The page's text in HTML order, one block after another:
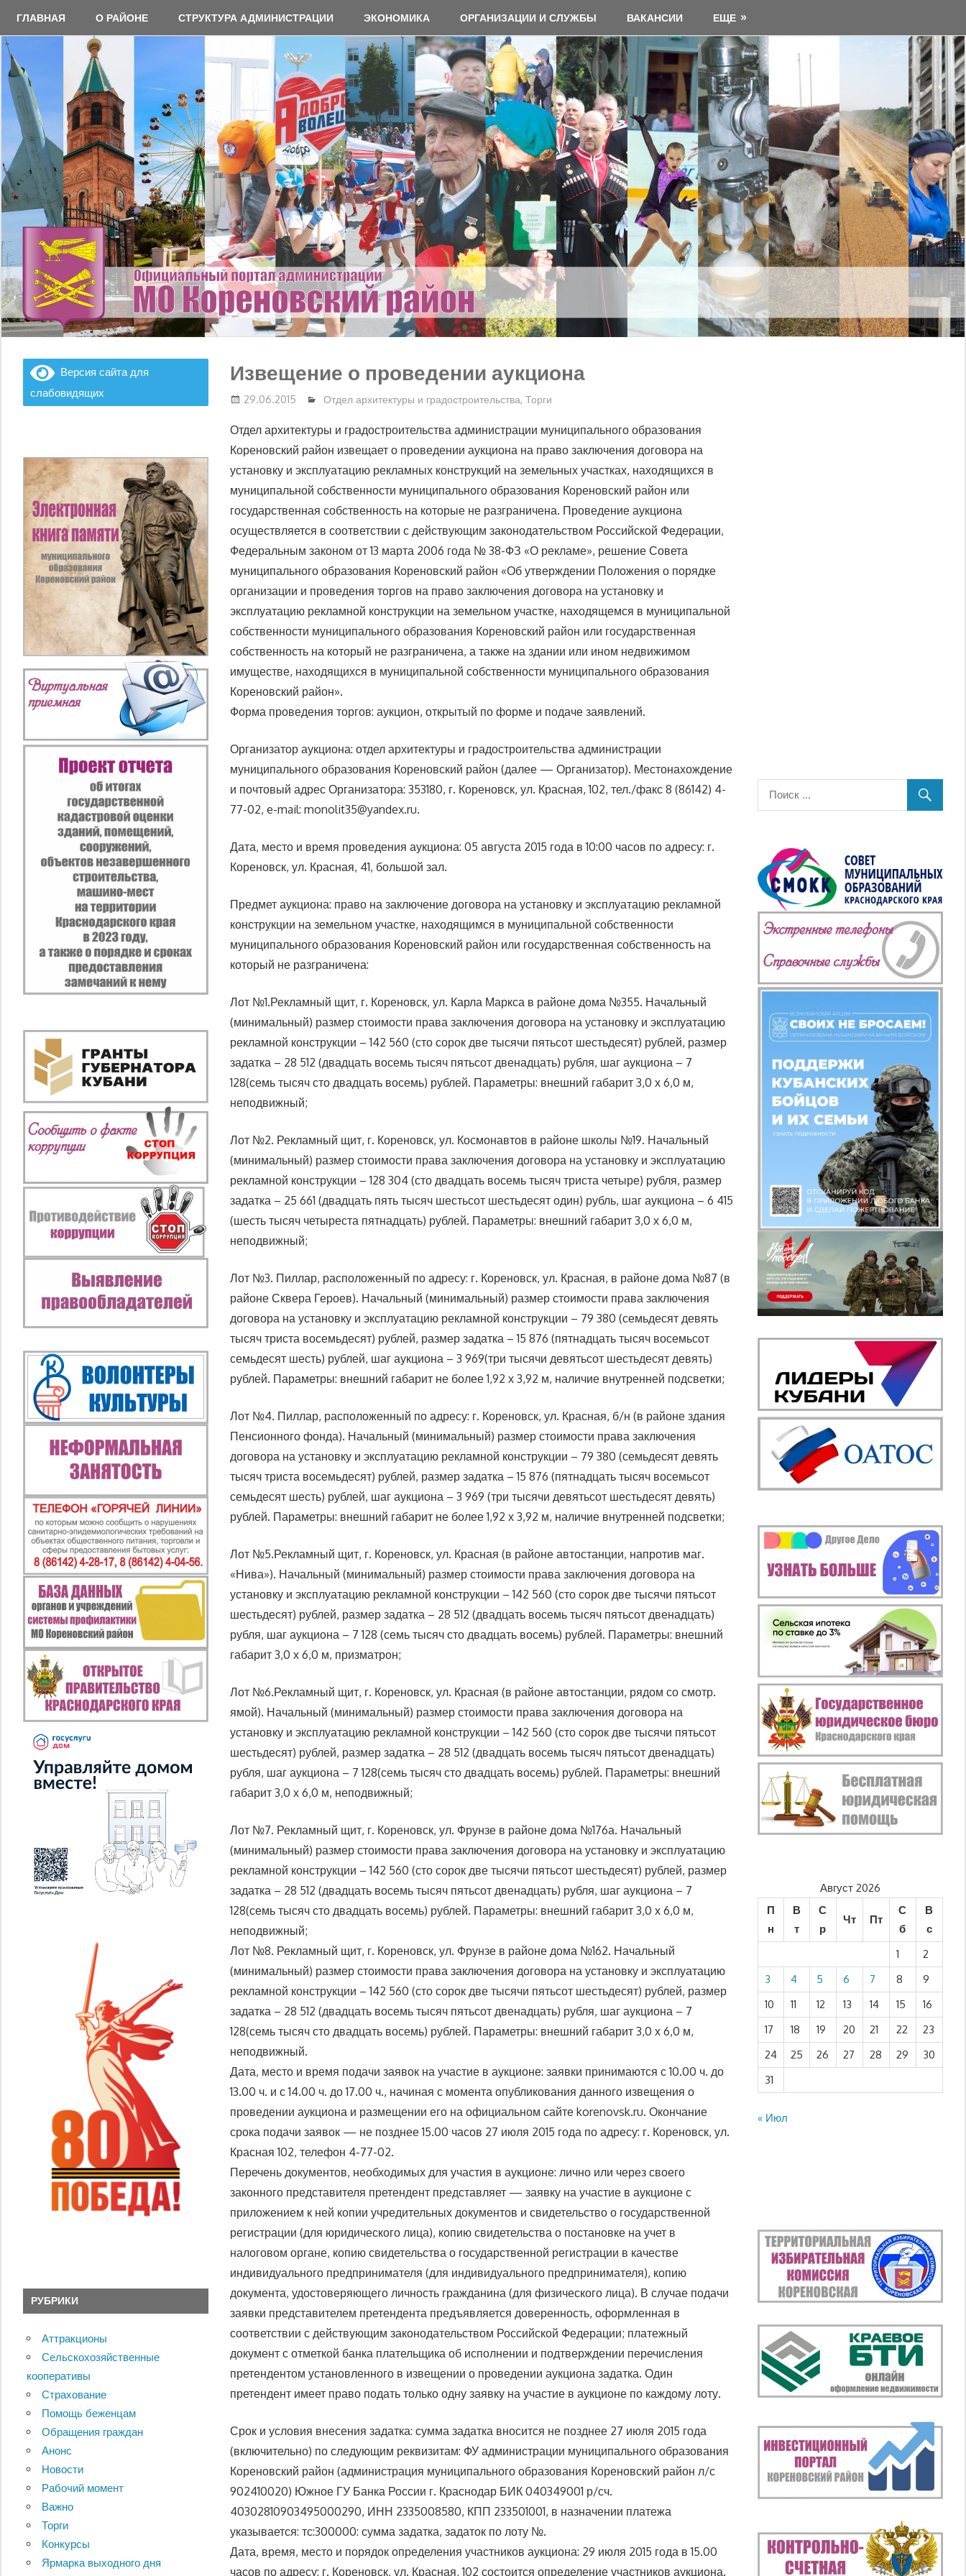
содержимому
ГЛАВНАЯ О РАЙОНЕ СТРУКТУРА АДМИНИСТРАЦИИ ЭКОНОМИКА ОРГАНИЗАЦИИ И СЛУЖБЫ ВАКАНСИИ ЕЩЕ
Извещение о проведении аукциона
29.06.2015 Отдел архитектуры и градостроительства, Торги
Отдел архитектуры и градостроительства администрации муниципального образования
Кореновский район извещает о проведении аукциона на право заключения договора на
установку и эксплуатацию рекламных конструкций на земельных участках, находящихся в
муниципальной собственности муниципального образования Кореновский район или
государственная собственность на которые не разграничена. Проведение аукциона
осуществляется в соответствии с действующим законодательством Российской Федерации,
Федеральным законом от 13 марта 2006 года № 38-ФЗ «О рекламе», решение Совета
муниципального образования Кореновский район «Об утверждении Положения о порядке
организации и проведения торгов на право заключения договора на установку и
эксплуатацию рекламной конструкции на земельном участке, находящемся в муниципальной
собственности муниципального образования Кореновский район или государственная
собственность на который не разграничена, а также на здании или ином недвижимом
имуществе, находящихся в муниципальной собственности муниципального образования
Кореновский район».
Форма проведения торгов: аукцион, открытый по форме и подаче заявлений.
Организатор аукциона: отдел архитектуры и градостроительства администрации
муниципального образования Кореновский район (далее — Организатор). Местонахождение
и почтовый адрес Организатора: 353180, г. Кореновск, ул. Красная, 102, тел./факс 8 (86142) 4-
77-02, e-mail: monolit35@yandex.ru.
Дата, место и время проведения аукциона: 05 августа 2015 года в 10:00 часов по адресу: г.
Кореновск, ул. Красная, 41, большой зал.
Предмет аукциона: право на заключение договора на установку и эксплуатацию рекламной
конструкции на земельном участке, находящимся в муниципальной собственности
муниципального образования Кореновский район или государственная собственность на
который не разграничена:
Лот №1.Рекламный щит, г. Кореновск, ул. Карла Маркса в районе дома №355. Начальный
(минимальный) размер стоимости права заключения договора на установку и эксплуатацию
рекламной конструкции – 142 560 (сто сорок две тысячи пятьсот шестьдесят) рублей, размер
задатка – 28 512 (двадцать восемь тысяч пятьсот двенадцать) рубля, шаг аукциона – 7
128(семь тысяч сто двадцать восемь) рублей. Параметры: внешний габарит 3,0 х 6,0 м,
неподвижный;
Лот №2. Рекламный щит, г. Кореновск, ул. Космонавтов в районе школы №19. Начальный
(минимальный) размер стоимости права заключения договора на установку и эксплуатацию
рекламной конструкции – 128 304 (сто двадцать восемь тысяч триста четыре) рубля, размер
задатка – 25 661 (двадцать пять тысяч шестьсот шестьдесят один) рубль, шаг аукциона – 6 415
(шесть тысяч четыреста пятнадцать) рублей. Параметры: внешний габарит 3,0 х 6,0 м,
неподвижный;
Лот №3. Пиллар, расположенный по адресу: г. Кореновск, ул. Красная, в районе дома №87 (в
районе Сквера Героев). Начальный (минимальный) размер стоимости права заключения
договора на установку и эксплуатацию рекламной конструкции – 79 380 (семьдесят девять
тысяч триста восемьдесят) рублей, размер задатка – 15 876 (пятнадцать тысяч восемьсот
семьдесят шесть) рублей, шаг аукциона – 3 969(три тысячи девятьсот шестьдесят девять)
рублей. Параметры: внешний габарит не более 1,92 х 3,92 м, наличие внутренней подсветки;
Лот №4. Пиллар, расположенный по адресу: г. Кореновск, ул. Красная, б/н (в районе здания
Пенсионного фонда). Начальный (минимальный) размер стоимости права заключения
договора на установку и эксплуатацию рекламной конструкции – 79 380 (семьдесят девять
тысяч триста восемьдесят) рублей, размер задатка – 15 876 (пятнадцать тысяч восемьсот
семьдесят шесть) рублей, шаг аукциона – 3 969 (три тысячи девятьсот шестьдесят девять)
рублей. Параметры: внешний габарит не более 1,92 х 3,92 м, наличие внутренней подсветки;
Лот №5.Рекламный щит, г. Кореновск, ул. Красная (в районе автостанции, напротив маг.
«Нива»). Начальный (минимальный) размер стоимости права заключения договора на
установку и эксплуатацию рекламной конструкции – 142 560 (сто сорок две тысячи пятьсот
шестьдесят) рублей, размер задатка – 28 512 (двадцать восемь тысяч пятьсот двенадцать)
рубля, шаг аукциона – 7 128 (семь тысяч сто двадцать восемь) рублей. Параметры: внешний
габарит 3,0 х 6,0 м, призматрон;
Лот №6.Рекламный щит, г. Кореновск, ул. Красная (в районе автостанции, рядом со смотр.
ямой). Начальный (минимальный) размер стоимости права заключения договора на
установку и эксплуатацию рекламной конструкции – 142 560 (сто сорок две тысячи пятьсот
шестьдесят) рублей, размер задатка – 28 512 (двадцать восемь тысяч пятьсот двенадцать)
рубля, шаг аукциона – 7 128(семь тысяч сто двадцать восемь) рублей. Параметры: внешний
габарит 3,0 х 6,0 м, неподвижный;
Лот №7. Рекламный щит, г. Кореновск, ул. Фрунзе в районе дома №176а. Начальный
(минимальный) размер стоимости права заключения договора на установку и эксплуатацию
рекламной конструкции – 142 560 (сто сорок две тысячи пятьсот шестьдесят) рублей, размер
задатка – 28 512 (двадцать восемь тысяч пятьсот двенадцать) рубля, шаг аукциона – 7
128(семь тысяч сто двадцать восемь) рублей. Параметры: внешний габарит 3,0 х 6,0 м,
неподвижный;
Лот №8. Рекламный щит, г. Кореновск, ул. Фрунзе в районе дома №162. Начальный
(минимальный) размер стоимости права заключения договора на установку и эксплуатацию
рекламной конструкции – 142 560 (сто сорок две тысячи пятьсот шестьдесят) рублей, размер
задатка – 28 512 (двадцать восемь тысяч пятьсот двенадцать) рубля, шаг аукциона – 7
128(семь тысяч сто двадцать восемь) рублей. Параметры: внешний габарит 3,0 х 6,0 м,
неподвижный.
Дата, место и время подачи заявок на участие в аукционе: заявки принимаются с 10.00 ч. до
13.00 ч. и с 14.00 ч. до 17.00 ч., начиная с момента опубликования данного извещения о
проведении аукциона и размещении его на официальном сайте korenovsk.ru. Окончание
срока подачи заявок — не позднее 15.00 часов 27 июля 2015 года по адресу: г. Кореновск, ул.
Красная 102, телефон 4-77-02.
Перечень документов, необходимых для участия в аукционе: лично или через своего
законного представителя претендент представляет — заявку на участие в аукционе с
приложением к ней копии учредительных документов и свидетельство о государственной
регистрации (для юридического лица), копию свидетельства о постановке на учет в
налоговом органе, копию свидетельства о государственной регистрации в качестве
индивидуального предпринимателя (для индивидуального предпринимателя), копию
документа, удостоверяющего личность гражданина (для физического лица). В случае подачи
заявки представителем претендента предъявляется доверенность, оформленная в
соответствии с действующим законодательством Российской Федерации; платежный
документ с отметкой банка плательщика об исполнении и подтверждении перечисления
претендентом установленного в извещении о проведении аукциона задатка. Один
претендент имеет право подать только одну заявку на участие в аукционе по каждому лоту.
Срок и условия внесения задатка: сумма задатка вносится не позднее 27 июля 2015 года
(включительно) по следующим реквизитам: ФУ администрации муниципального образования
Кореновский район (администрация муниципального образования Кореновский район л/с
902410020) Южное ГУ Банка России г. Краснодар БИК 040349001 р/сч.
40302810903495000290, ИНН 2335008580, КПП 233501001, в назначении платежа
указывается: тс:300000: сумма задатка, задаток по лоту №.
Дата, время, место и порядок определения участников аукциона: 29 июля 2015 года в 15.00
часов по адресу: г. Кореновск, ул. Красная, 102 состоится определение участников аукциона.
Версия сайта для
слабовидящих
РУБРИКИ
Аттракционы
Сельскохозяйственные
кооперативы
Страхование
Помощь беженцам
Обращения граждан
Анонс
Новости
Рабочий момент
Важно
Торги
Конкурсы
Ярмарка выходного дня
Август 2026
П
н
В
т
С
р
Чт Пт
С
б
В
с
1
2
3
4 5 6 7 8
9
10
11 12 13 14 15
16
17
18 19 20 21 22
23
24
25 26 27 28 29
30
31
« Июл